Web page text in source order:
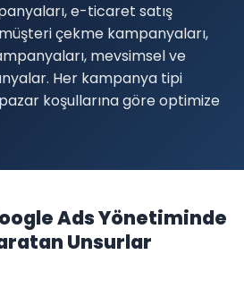
e-ticaret satış
çekme kampanyaları,
mevsimsel ve
Her kampanya tipi
koşullarına göre optimize
Ads Yönetiminde
Unsurlar